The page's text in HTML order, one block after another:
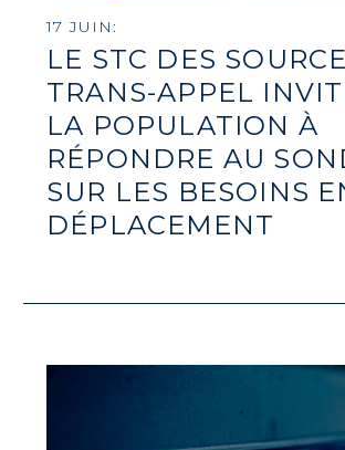
17 JUIN:
LE STC DES
TRANS-APPEL
LA POPULATION À
RÉPONDRE AU
SUR LES BESOINS
DÉPLACEMENT